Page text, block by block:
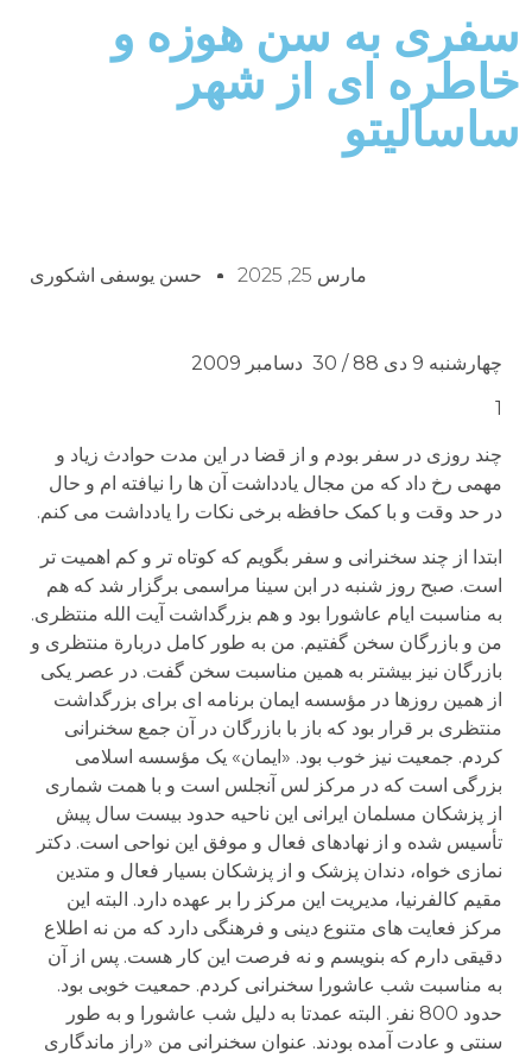
سفری به سن هوزه و
خاطره ای از شهر
ساسالیتو
مارس 25, 2025 حسن یوسفی اشکوری
چهارشنبه 9 دی 88 / 30 دسامبر 2009
1
چند روزی در سفر بودم و از قضا در این مدت حوادث زیاد و
مهمی رخ داد که من مجال یادداشت آن ها را نیافته ام و حال
در حد وقت و با کمک حافظه برخی نکات را یادداشت می کنم.
ابتدا از چند سخنرانی و سفر بگویم که کوتاه تر و کم اهمیت تر
است. صبح روز شنبه در ابن سینا مراسمی برگزار شد که هم
به مناسبت ایام عاشورا بود و هم بزرگداشت آیت الله منتظری.
من و بازرگان سخن گفتیم. من به طور کامل دربارة منتظری و
بازرگان نیز بیشتر به همین مناسبت سخن گفت. در عصر یکی
از همین روزها در مؤسسه ایمان برنامه ای برای بزرگداشت
منتظری بر قرار بود که باز با بازرگان در آن جمع سخنرانی
کردم. جمعیت نیز خوب بود. «ایمان» یک مؤسسه اسلامی
بزرگی است که در مرکز لس آنجلس است و با همت شماری
از پزشکان مسلمان ایرانی این ناحیه حدود بیست سال پیش
تأسیس شده و از نهادهای فعال و موفق این نواحی است. دکتر
نمازی خواه، دندان پزشک و از پزشکان بسیار فعال و متدین
مقیم کالفرنیا، مدیریت این مرکز را بر عهده دارد. البته این
مرکز فعایت های متنوع دینی و فرهنگی دارد که من نه اطلاع
دقیقی دارم که بنویسم و نه فرصت این کار هست. پس از آن
به مناسبت شب عاشورا سخنرانی کردم. حمعیت خوبی بود.
حدود 800 نفر. البته عمدتا به دلیل شب عاشورا و به طور
سنتی و عادت آمده بودند. عنوان سخنرانی من «راز ماندگاری